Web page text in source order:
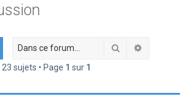
h
Rechercher
23 sujets • Page 1 sur 1